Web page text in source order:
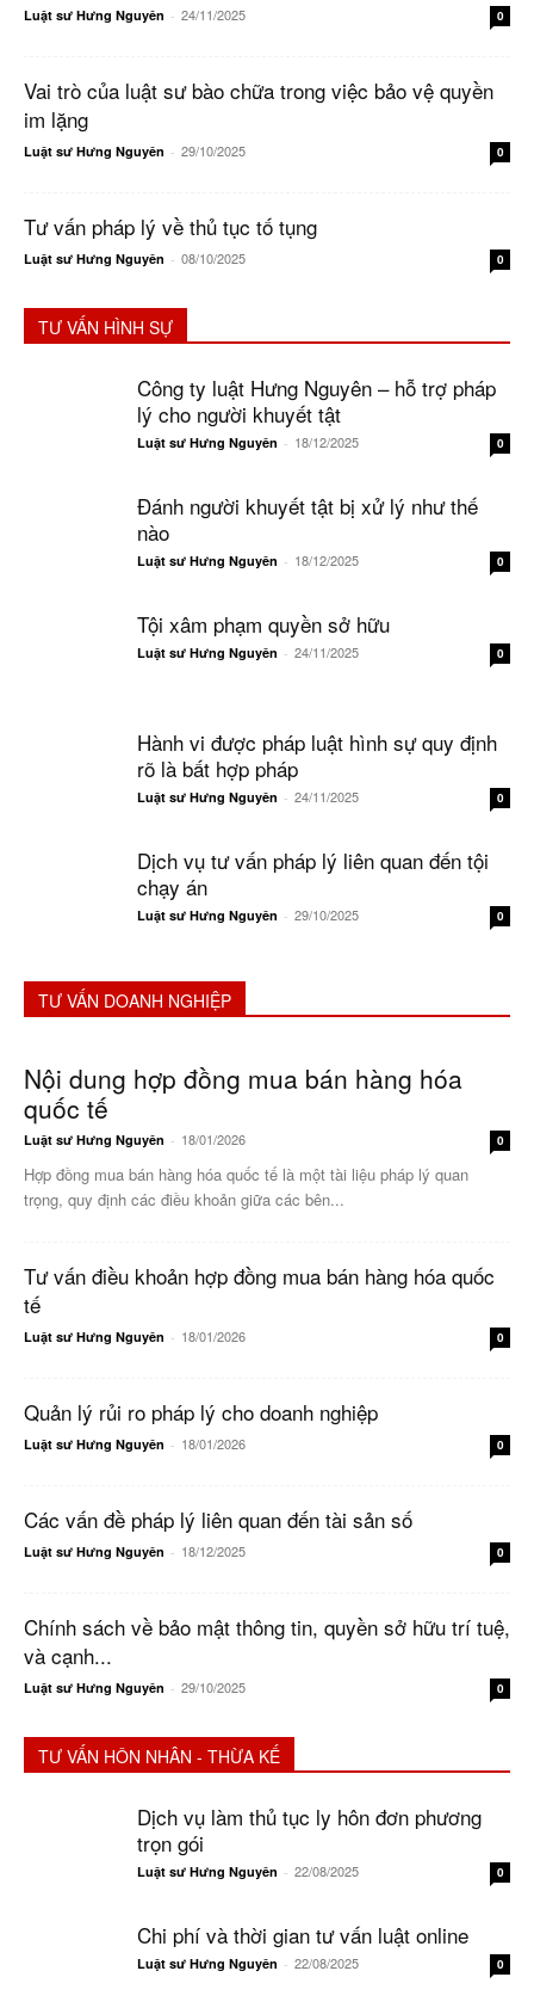
Luật sư Hưng Nguyên - 24/11/2025 0
Vai trò của luật sư bào chữa trong việc bảo vệ quyền
im lặng
Luật sư Hưng Nguyên - 29/10/2025 0
Tư vấn pháp lý về thủ tục tố tụng
Luật sư Hưng Nguyên - 08/10/2025 0
TƯ VẤN HÌNH SỰ
Công ty luật Hưng Nguyên – hỗ trợ pháp
lý cho người khuyết tật
Luật sư Hưng Nguyên - 18/12/2025 0
Đánh người khuyết tật bị xử lý như thế
nào
Luật sư Hưng Nguyên - 18/12/2025 0
Tội xâm phạm quyền sở hữu
Luật sư Hưng Nguyên - 24/11/2025 0
Hành vi được pháp luật hình sự quy định
rõ là bất hợp pháp
Luật sư Hưng Nguyên - 24/11/2025 0
Dịch vụ tư vấn pháp lý liên quan đến tội
chạy án
Luật sư Hưng Nguyên - 29/10/2025 0
TƯ VẤN DOANH NGHIỆP
Nội dung hợp đồng mua bán hàng hóa
quốc tế
Luật sư Hưng Nguyên - 18/01/2026 0
Hợp đồng mua bán hàng hóa quốc tế là một tài liệu pháp lý quan
trọng, quy định các điều khoản giữa các bên...
Tư vấn điều khoản hợp đồng mua bán hàng hóa quốc
tế
Luật sư Hưng Nguyên - 18/01/2026 0
Quản lý rủi ro pháp lý cho doanh nghiệp
Luật sư Hưng Nguyên - 18/01/2026 0
Các vấn đề pháp lý liên quan đến tài sản số
Luật sư Hưng Nguyên - 18/12/2025 0
Chính sách về bảo mật thông tin, quyền sở hữu trí tuệ,
và cạnh...
Luật sư Hưng Nguyên - 29/10/2025 0
TƯ VẤN HÔN NHÂN - THỪA KẾ
Dịch vụ làm thủ tục ly hôn đơn phương
trọn gói
Luật sư Hưng Nguyên - 22/08/2025 0
Chi phí và thời gian tư vấn luật online
Luật sư Hưng Nguyên - 22/08/2025 0